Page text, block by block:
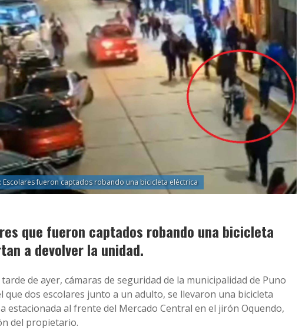
Escolares fueron captados robando una bicicleta eléctrica
que fueron captados robando una bicicleta
a devolver la unidad.
de ayer, cámaras de seguridad de la municipalidad de Puno
dos escolares junto a un adulto, se llevaron una bicicleta
estacionada al frente del Mercado Central en el jirón Oquendo,
del propietario.